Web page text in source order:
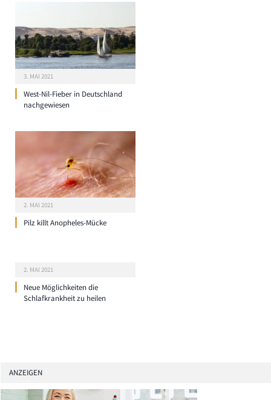
3. MAI 2021
West-Nil-Fieber in Deutschland
nachgewiesen
2. MAI 2021
Pilz killt Anopheles-Mücke
2. MAI 2021
Neue Möglichkeiten die
Schlafkrankheit zu heilen
ANZEIGEN